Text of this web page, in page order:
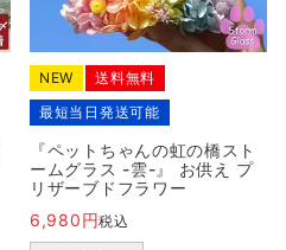
NEW
送料無料
最短当日発送可能
『ペットちゃんの虹の橋スト
ームグラス -雲-』 お供え プ
リザーブドフラワー
6,980
税込